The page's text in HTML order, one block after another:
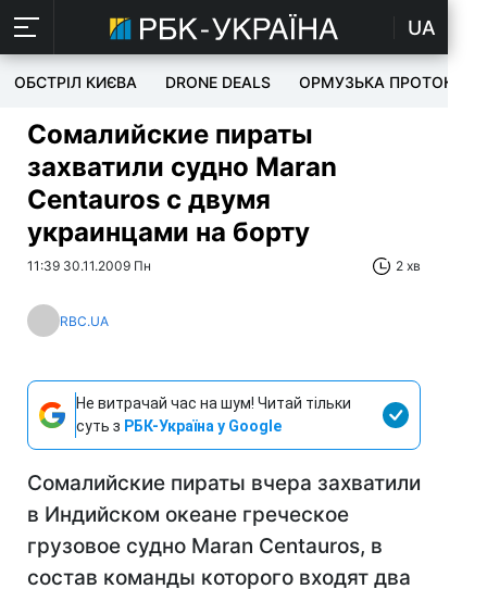
UA
ОБСТРІЛ КИЄВА DRONE DEALS ОРМУЗЬКА ПРОТОКА
Сомалийские пираты
захватили судно Maran
Centauros с двумя
украинцами на борту
11:39 30.11.2009 Пн 2 хв
RBC.UA
Не витрачай час на шум! Читай тільки
суть з РБК-Україна у Google
Сомалийские пираты вчера захватили
в Индийском океане греческое
грузовое судно Maran Centauros, в
состав команды которого входят два